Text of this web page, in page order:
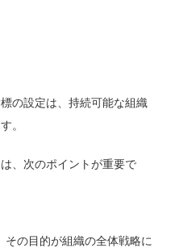
の設定は、持続可能な組織
。
、次のポイントが重要で
その目的が組織の全体戦略に